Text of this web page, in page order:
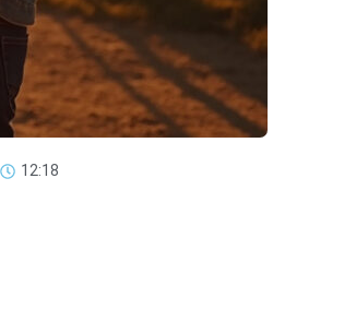
12:18